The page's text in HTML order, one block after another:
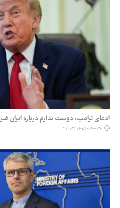
ادعای ترامپ: دوست ندارم درباره ایران
۱۴۰۵-۰۴-۲۴ ۲۳:۰۳